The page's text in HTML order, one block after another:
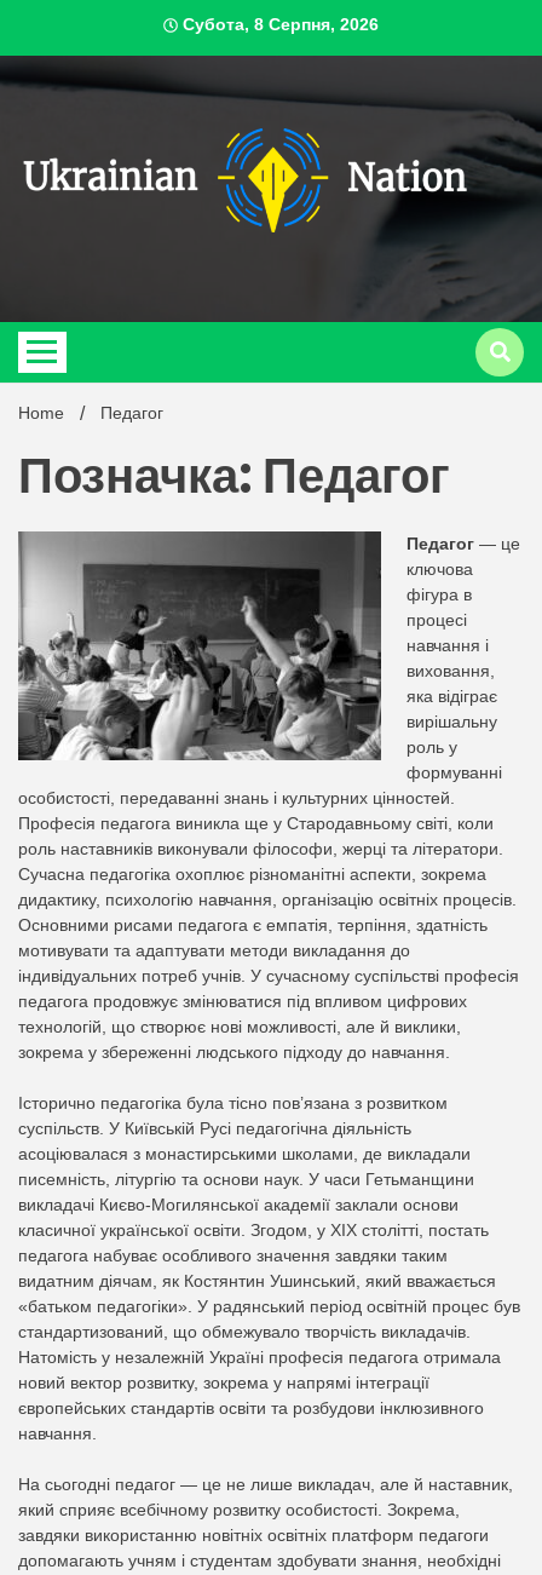
content
Субота, 8 Серпня, 2026
Home Педагог
Позначка: Педагог
Педагог — це
ключова
фігура в
процесі
навчання і
виховання,
яка відіграє
вирішальну
роль у
формуванні
особистості, передаванні знань і культурних цінностей.
Професія педагога виникла ще у Стародавньому світі, коли
роль наставників виконували філософи, жерці та літератори.
Сучасна педагогіка охоплює різноманітні аспекти, зокрема
дидактику, психологію навчання, організацію освітніх процесів.
Основними рисами педагога є емпатія, терпіння, здатність
мотивувати та адаптувати методи викладання до
індивідуальних потреб учнів. У сучасному суспільстві професія
педагога продовжує змінюватися під впливом цифрових
технологій, що створює нові можливості, але й виклики,
зокрема у збереженні людського підходу до навчання.
Історично педагогіка була тісно пов’язана з розвитком
суспільств. У Київській Русі педагогічна діяльність
асоціювалася з монастирськими школами, де викладали
писемність, літургію та основи наук. У часи Гетьманщини
викладачі Києво-Могилянської академії заклали основи
класичної української освіти. Згодом, у XIX столітті, постать
педагога набуває особливого значення завдяки таким
видатним діячам, як Костянтин Ушинський, який вважається
«батьком педагогіки». У радянський період освітній процес був
стандартизований, що обмежувало творчість викладачів.
Натомість у незалежній Україні професія педагога отримала
новий вектор розвитку, зокрема у напрямі інтеграції
європейських стандартів освіти та розбудови інклюзивного
навчання.
На сьогодні педагог — це не лише викладач, але й наставник,
який сприяє всебічному розвитку особистості. Зокрема,
завдяки використанню новітніх освітніх платформ педагоги
допомагають учням і студентам здобувати знання, необхідні